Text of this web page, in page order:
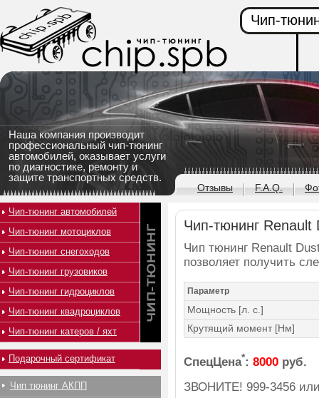
Наша компания производит
профессиональный чип-тюнинг
автомобилей, оказывает услуги
по диагностике, ремонту и
защите транспортных средств.
Чип-
Отзывы F.A.Q.
Чип-тюнинг
Чип тюнинг Renault
позволяет получить
Параметр
Мощность [л. с.]
Крутящий момент [Нм]
СпецЦена*: 8000 руб.
ЗВОНИТЕ! 999-3456
Чип-тюнинг автомобилей
Чип-тюнинг мотоциклов
Чип-тюнинг снегоходов
Чип-тюнинг грузовиков
Чип-тюнинг гидроциклов
Чип-тюнинг квадроциклов
Чип-тюнинг катеров / яхт
Подарочный сертификат
Чип тюнинг АКПП